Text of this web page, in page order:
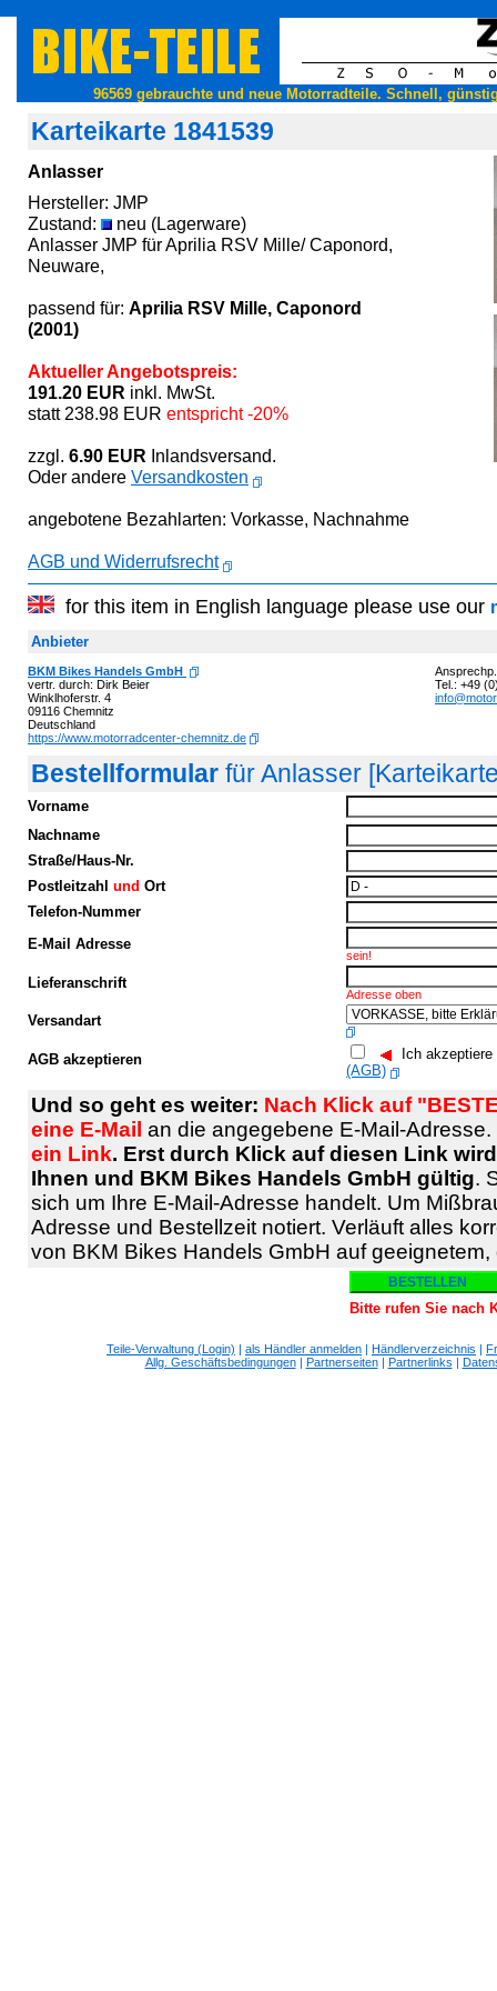
96569 gebrauchte und neue Motorradteile. Schnell,
Karteikarte 1841539
Anlasser
Hersteller: JMP
Zustand:
neu (Lagerware)
Anlasser JMP für Aprilia RSV Mille/ Caponord,
Neuware,
passend für: Aprilia RSV Mille, Caponord
(2001)
Aktueller Angebotspreis:
191.20 EUR inkl. MwSt.
statt 238.98 EUR entspricht -20%
zzgl. 6.90 EUR Inlandsversand.
Oder andere Versandkosten
angebotene Bezahlarten: Vorkasse, Nachnahme
AGB und Widerrufsrecht
for this item in English language please use our
Anbieter
BKM Bikes Handels GmbH
vertr. durch: Dirk Beier
Winklhoferstr. 4
09116 Chemnitz
Deutschland
https://www.motorradcenter-chemnitz.de
Tel.: +49
Bestellformular für Anlasser
Vorname
Nachname
Straße/Haus-Nr.
Postleitzahl und Ort
Telefon-Nummer
E-Mail Adresse
sein!
Lieferanschrift
Adresse oben
Versandart
AGB akzeptieren
Ich
(AGB)
Und so geht es weiter: Nach Klick auf
eine E-Mail an die angegebene E-Mail-Adresse.
ein Link. Erst durch Klick auf diesen Link
Ihnen und BKM Bikes Handels GmbH gültig.
sich um Ihre E-Mail-Adresse handelt. Um
Adresse und Bestellzeit notiert. Verläuft alles
von BKM Bikes Handels GmbH auf
Bitte rufen Sie nach
Teile-Verwaltung (Login) | als Händler anmelden | Händlerverzeichnis |
Allg. Geschäftsbedingungen| Partnerseiten| Partnerlinks |